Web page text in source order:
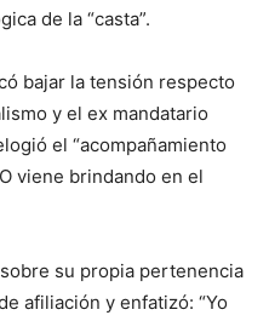
de la “casta”.
bajar la tensión respecto
y el ex mandatario
el “acompañamiento
viene brindando en el
su propia pertenencia
afiliación y enfatizó: “Yo